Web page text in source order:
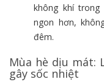
không khí
ngon hơn,
đêm.
Mùa hè dịu mát:
gây sốc nhiệt